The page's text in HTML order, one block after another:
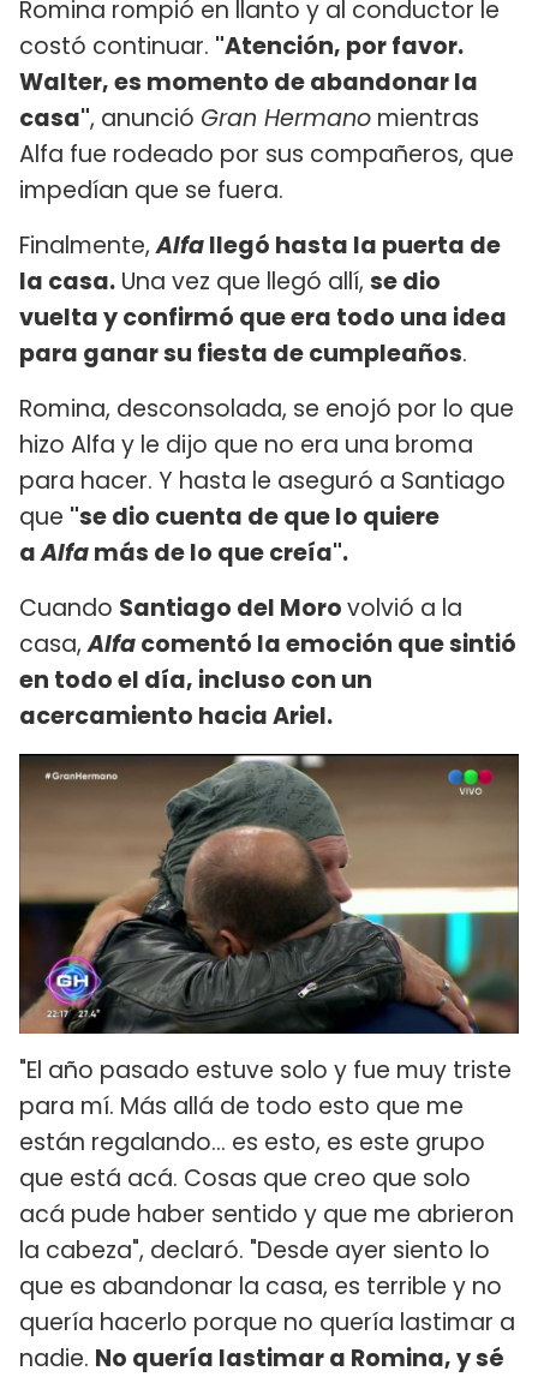
Romina rompió en llanto y al conductor le
costó continuar. "Atención, por favor.
Walter, es momento de abandonar la
casa", anunció Gran Hermano mientras
Alfa fue rodeado por sus compañeros, que
impedían que se fuera.
Finalmente,Alfallegó hasta la puerta de
la casa. Una vez que llegó allí, se dio
vuelta y confirmó que era todo una idea
para ganar su fiesta de cumpleaños.
Romina, desconsolada, se enojó por lo que
hizo Alfa y le dijo que no era una broma
para hacer. Y hasta le aseguró a Santiago
que "se dio cuenta de que lo quiere
aAlfamás de lo que creía".
Cuando Santiago del Morovolvió a la
casa,Alfacomentó la emoción que sintió
en todo el día, incluso con un
acercamiento haciaAriel.
"El año pasado estuve solo y fue muy triste
para mí. Más allá de todo esto que me
están regalando... es esto, es este grupo
que está acá. Cosas que creo que solo
acá pude haber sentido y que me abrieron
la cabeza", declaró. "Desde ayer siento lo
que es abandonar la casa, es terrible y no
quería hacerlo porque no quería lastimar a
nadie. No quería lastimar a Romina, y sé